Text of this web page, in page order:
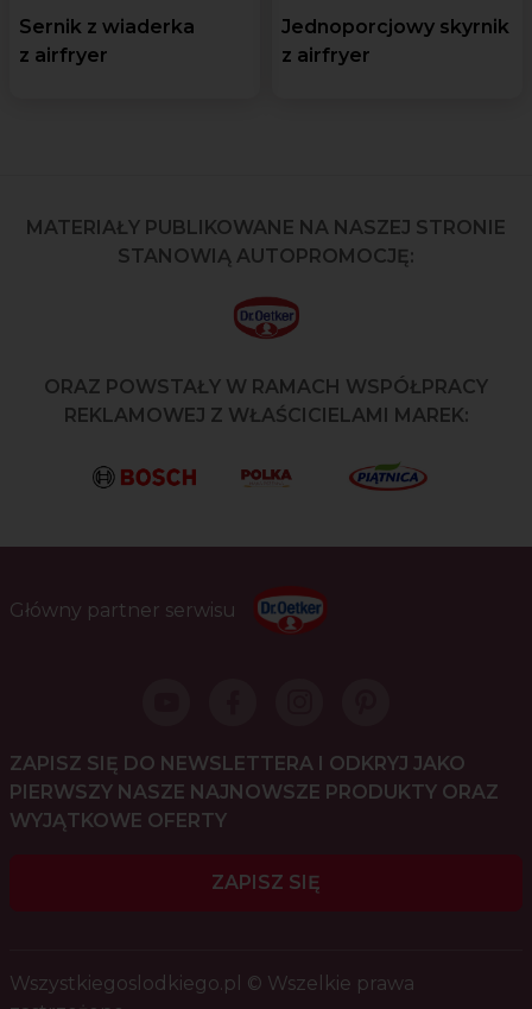
Sernik z wiaderka
z airfryer
Jednoporcjowy skyrnik
z airfryer
MATERIAŁY PUBLIKOWANE NA NASZEJ STRONIE
STANOWIĄ AUTOPROMOCJĘ:
ORAZ POWSTAŁY W RAMACH WSPÓŁPRACY
REKLAMOWEJ Z WŁAŚCICIELAMI MAREK:
Główny partner serwisu
ZAPISZ SIĘ DO NEWSLETTERA I ODKRYJ JAKO
PIERWSZY NASZE NAJNOWSZE PRODUKTY ORAZ
WYJĄTKOWE OFERTY
ZAPISZ SIĘ
Wszystkiegoslodkiego.pl © Wszelkie prawa